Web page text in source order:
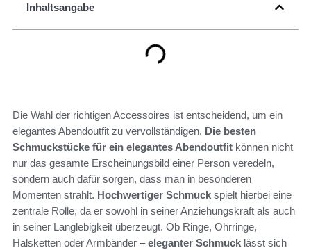
Inhaltsangabe
Die Wahl der richtigen Accessoires ist entscheidend, um ein
elegantes Abendoutfit zu vervollständigen. Die besten
Schmuckstücke für ein elegantes Abendoutfit können nicht
nur das gesamte Erscheinungsbild einer Person veredeln,
sondern auch dafür sorgen, dass man in besonderen
Momenten strahlt. Hochwertiger Schmuck spielt hierbei eine
zentrale Rolle, da er sowohl in seiner Anziehungskraft als auch
in seiner Langlebigkeit überzeugt. Ob Ringe, Ohrringe,
Halsketten oder Armbänder –eleganter Schmuck lässt sich